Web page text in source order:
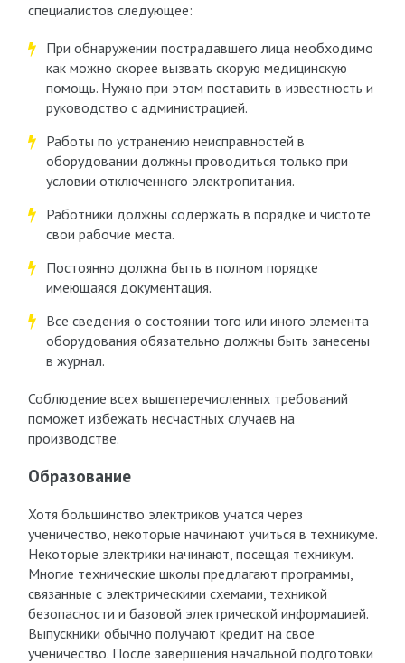
специалистов следующее:
При обнаружении пострадавшего лица необходимо
как можно скорее вызвать скорую медицинскую
помощь. Нужно при этом поставить в известность и
руководство с администрацией.
Работы по устранению неисправностей в
оборудовании должны проводиться только при
условии отключенного электропитания.
Работники должны содержать в порядке и чистоте
свои рабочие места.
Постоянно должна быть в полном порядке
имеющаяся документация.
Все сведения о состоянии того или иного элемента
оборудования обязательно должны быть занесены
в журнал.
Соблюдение всех вышеперечисленных требований
поможет избежать несчастных случаев на
производстве.
Образование
Хотя большинство электриков учатся через
ученичество, некоторые начинают учиться в техникуме.
Некоторые электрики начинают, посещая техникум.
Многие технические школы предлагают программы,
связанные с электрическими схемами, техникой
безопасности и базовой электрической информацией.
Выпускники обычно получают кредит на свое
ученичество. После завершения начальной подготовки